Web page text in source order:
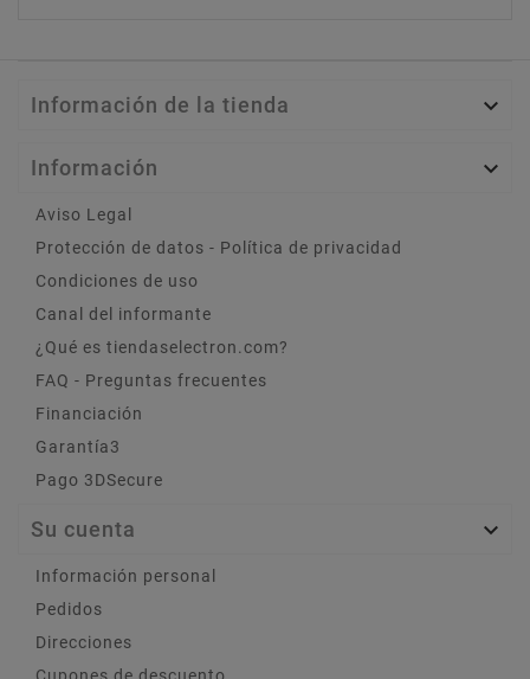
Información de la tienda 
Información 
Aviso Legal
Protección de datos - Política de privacidad
Condiciones de uso
Canal del informante
¿Qué es tiendaselectron.com?
FAQ - Preguntas frecuentes
Financiación
Garantía3
Pago 3DSecure
Su cuenta 
Información personal
Pedidos
Direcciones